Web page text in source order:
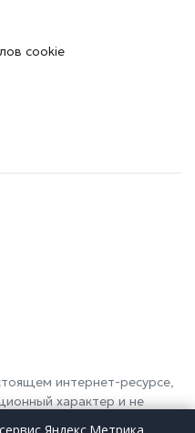
cookie
интернет-ресурсе,
характер и не